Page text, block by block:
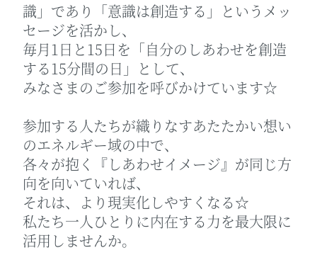
識」であり「意識は創造する」というメッ
セージを活かし、
毎月1日と15日を「自分のしあわせを創造
する15分間の日」として、
みなさまのご参加を呼びかけています☆
参加する人たちが織りなすあたたかい想い
のエネルギー域の中で、
各々が抱く『しあわせイメージ』が同じ方
向を向いていれば、
それは、より現実化しやすくなる☆
私たち一人ひとりに内在する力を最大限に
活用しませんか。